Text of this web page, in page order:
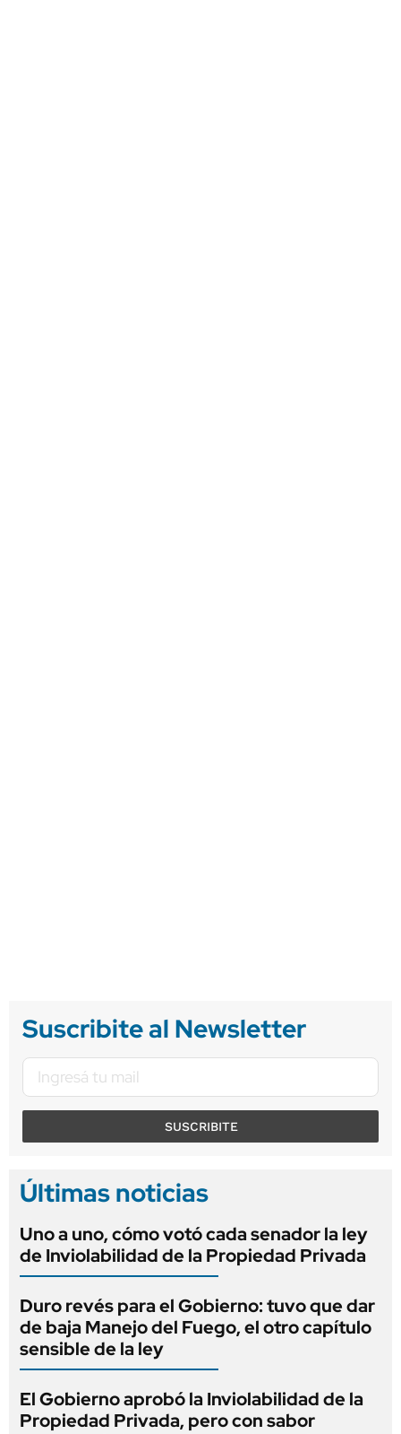
Suscribite al Newsletter
SUSCRIBITE
Últimas noticias
Uno a uno, cómo votó cada senador la ley
de Inviolabilidad de la Propiedad Privada
Duro revés para el Gobierno: tuvo que dar
de baja Manejo del Fuego, el otro capítulo
sensible de la ley
El Gobierno aprobó la Inviolabilidad de la
Propiedad Privada, pero con sabor